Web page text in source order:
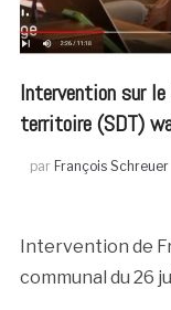
Intervention sur le
territoire (SDT)
par François Schreuer
Intervention de
communal du 26